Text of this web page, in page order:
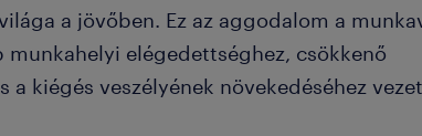
a jövőben. Ez az aggodalom a
munkahelyi elégedettséghez, csökkenő
a kiégés veszélyének növekedéséhez